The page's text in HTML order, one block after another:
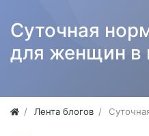
Суточная
для женщин в
Лента блогов